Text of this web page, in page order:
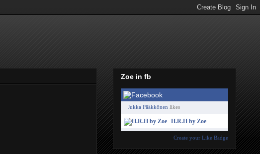
Zoe in fb
Jukka Pääkkönen likes
H.R.H by Zoe
Create your Like Badge